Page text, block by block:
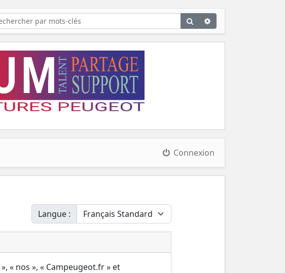
Rechercher
avancée
Connexion
Langue :
« nos », « Campeugeot.fr » et